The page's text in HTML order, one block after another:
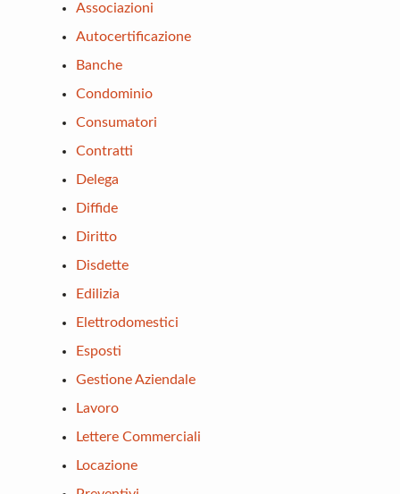
Associazioni
Autocertificazione
Banche
Condominio
Consumatori
Contratti
Delega
Diffide
Diritto
Disdette
Edilizia
Elettrodomestici
Esposti
Gestione Aziendale
Lavoro
Lettere Commerciali
Locazione